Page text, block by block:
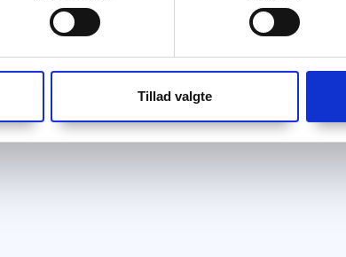
Tillad valgte